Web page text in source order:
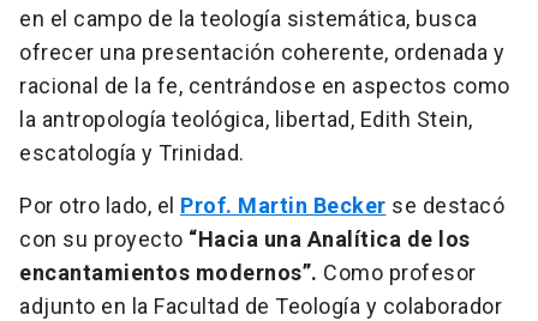
en el campo de la teología sistemática, busca
ofrecer una presentación coherente, ordenada y
racional de la fe, centrándose en aspectos como
la antropología teológica, libertad, Edith Stein,
escatología y Trinidad.
Por otro lado, el Prof. Martin Becker se destacó
con su proyecto “Hacia una Analítica de los
encantamientos modernos”. Como profesor
adjunto en la Facultad de Teología y colaborador